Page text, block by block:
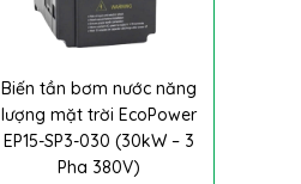
Biến tần bơm nước năng
lượng mặt trời EcoPower
EP15-SP3-030 (30kW – 3
Pha 380V)